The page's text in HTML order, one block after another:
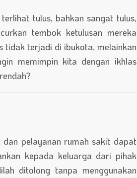
tulus, bahkan sangat tulus,
tembok ketulusan mereka
tidak terjadi di ibukota, melainkan
memimpin kita dengan ikhlas
pelayanan rumah sakit dapat
kepada keluarga dari pihak
ditolong tanpa menggunakan